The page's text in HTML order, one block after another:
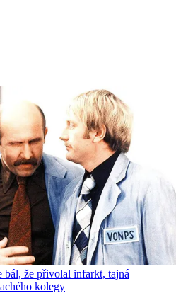
bál, že přivolal infarkt, tajná
kolegy